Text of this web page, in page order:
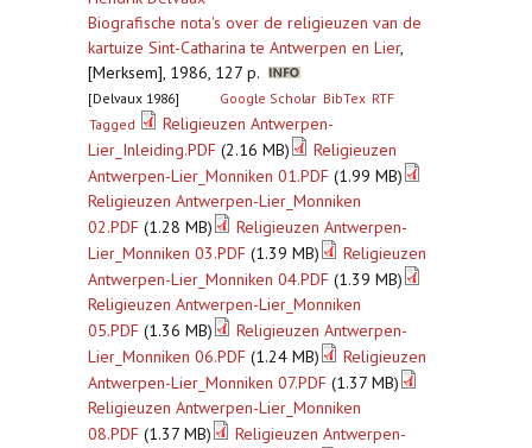
Biografische nota's over de religieuzen van de
kartuize Sint-Catharina te Antwerpen en Lier,
[Merksem], 1986, 127 p.
[Delvaux 1986] Google Scholar BibTex RTF
Tagged
Religieuzen Antwerpen-
Lier_Inleiding.PDF (2.16 MB)
Religieuzen
Antwerpen-Lier_Monniken 01.PDF (1.99 MB)
Religieuzen Antwerpen-Lier_Monniken
02.PDF (1.28 MB)
Religieuzen Antwerpen-
Lier_Monniken 03.PDF (1.39 MB)
Religieuzen
Antwerpen-Lier_Monniken 04.PDF (1.39 MB)
Religieuzen Antwerpen-Lier_Monniken
05.PDF (1.36 MB)
Religieuzen Antwerpen-
Lier_Monniken 06.PDF (1.24 MB)
Religieuzen
Antwerpen-Lier_Monniken 07.PDF (1.37 MB)
Religieuzen Antwerpen-Lier_Monniken
08.PDF (1.37 MB)
Religieuzen Antwerpen-